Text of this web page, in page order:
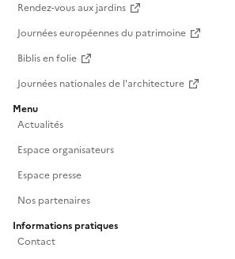
Rendez-vous aux jardins
Journées européennes du patrimoine
Biblis en folie
Journées nationales de l'architecture
Menu
Actualités
Espace organisateurs
Espace presse
Nos partenaires
Informations pratiques
Contact